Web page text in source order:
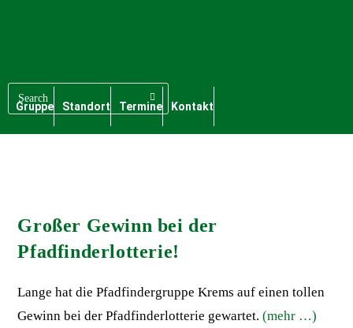
Gruppe Standort Termine Kontakt
Großer Gewinn bei der
Pfadfinderlotterie!
Lange hat die Pfadfindergruppe Krems auf einen tollen
Gewinn bei der Pfadfinderlotterie gewartet.(mehr …)